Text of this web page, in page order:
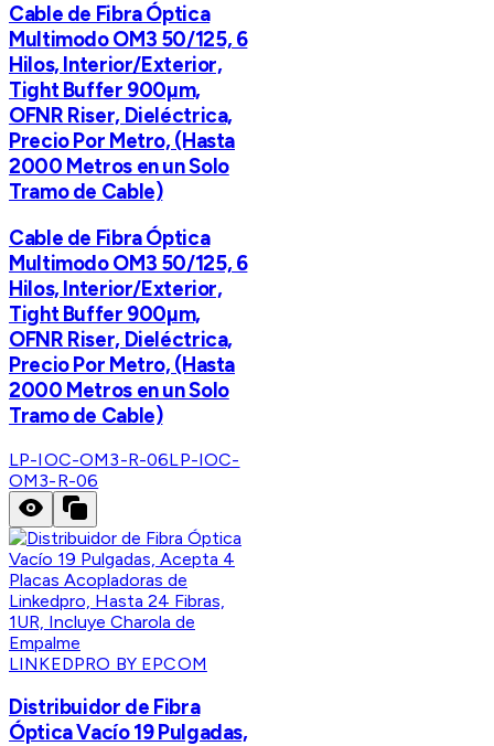
Cable de Fibra Óptica
Multimodo OM3 50/125, 6
Hilos, Interior/Exterior,
Tight Buffer 900µm,
OFNR Riser, Dieléctrica,
Precio Por Metro, (Hasta
2000 Metros en un Solo
Tramo de Cable)
Cable de Fibra Óptica
Multimodo OM3 50/125, 6
Hilos, Interior/Exterior,
Tight Buffer 900µm,
OFNR Riser, Dieléctrica,
Precio Por Metro, (Hasta
2000 Metros en un Solo
Tramo de Cable)
LP-IOC-OM3-R-06LP-IOC-
OM3-R-06
LINKEDPRO BY EPCOM
Distribuidor de Fibra
Óptica Vacío 19 Pulgadas,